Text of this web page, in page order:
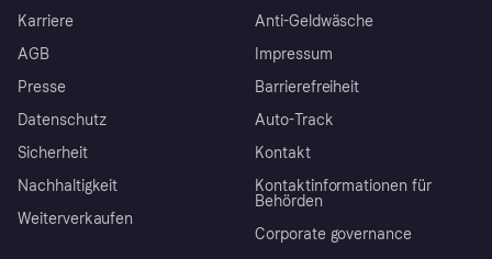
Karriere
AGB
Presse
Datenschutz
Sicherheit
Nachhaltigkeit
Weiterverkaufen
Anti-Geldwäsche
Impressum
Barrierefreiheit
Auto-Track
Kontakt
Kontaktinformationen für
Behörden
Corporate governance